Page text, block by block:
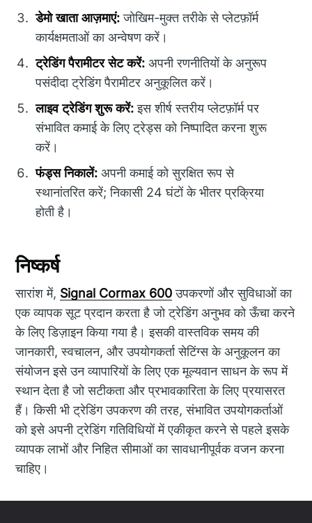
डेमो खाता आज़माएं:जोखिम-मुक्त तरीके से प्लेटफ़ॉर्म
कार्यक्षमताओं का अन्वेषण करें।
ट्रेडिंग पैरामीटर सेट करें: अपनी रणनीतियों के अनुरूप
पसंदीदा ट्रेडिंग पैरामीटर अनुकूलित करें।
लाइव ट्रेडिंग शुरू करें:इस शीर्ष स्तरीय प्लेटफ़ॉर्म पर
संभावित कमाई के लिए ट्रेड्स को निष्पादित करना शुरू
करें।
फंड्स निकालें: अपनी कमाई को सुरक्षित रूप से
स्थानांतरित करें; निकासी 24 घंटों के भीतर प्रक्रिया
होती है।
निष्कर्ष
सारांश में, Signal Cormax 600उपकरणों और सुविधाओं का
एक व्यापक सूट प्रदान करता है जो ट्रेडिंग अनुभव को ऊँचा करने
के लिए डिज़ाइन किया गया है। इसकी वास्तविक समय की
जानकारी, स्वचालन, और उपयोगकर्ता सेटिंग्स के अनुकूलन का
संयोजन इसे उन व्यापारियों के लिए एक मूल्यवान साधन के रूप में
स्थान देता है जो सटीकता और प्रभावकारिता के लिए प्रयासरत
हैं। किसी भी ट्रेडिंग उपकरण की तरह, संभावित उपयोगकर्ताओं
को इसे अपनी ट्रेडिंग गतिविधियों में एकीकृत करने से पहले इसके
व्यापक लाभों और निहित सीमाओं का सावधानीपूर्वक वजन करना
चाहिए।